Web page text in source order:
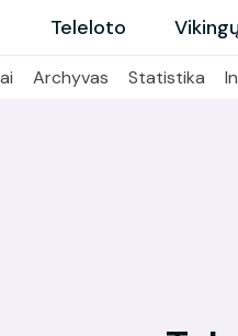
Teleloto
Archyvas Statistika